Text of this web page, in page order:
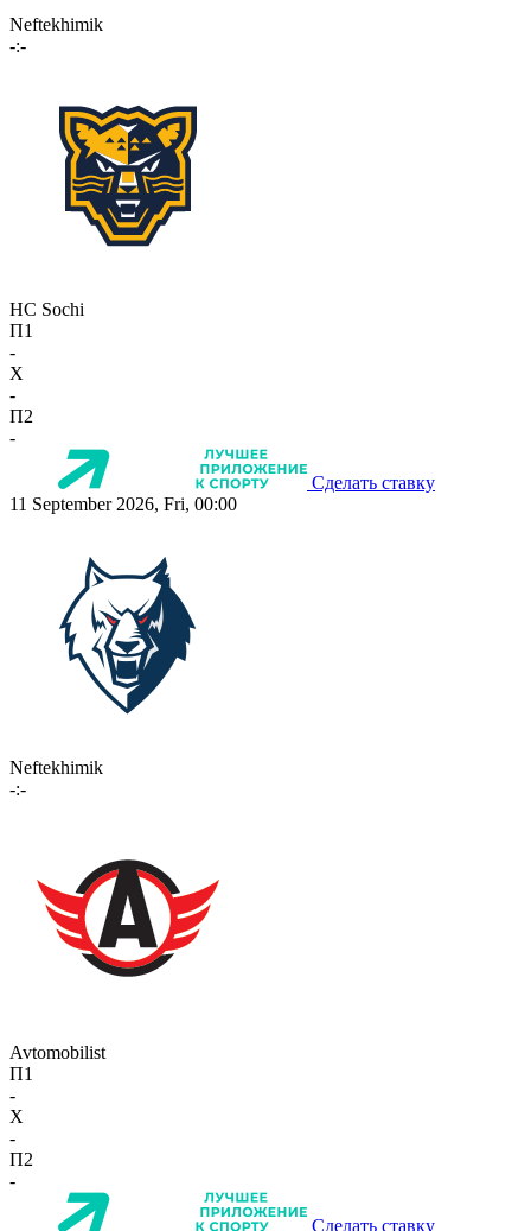
Neftekhimik
-:-
HC Sochi
П1
-
X
-
П2
-
Сделать ставку
11 September 2026, Fri, 00:00
Neftekhimik
-:-
Avtomobilist
П1
-
X
-
П2
-
Сделать ставку